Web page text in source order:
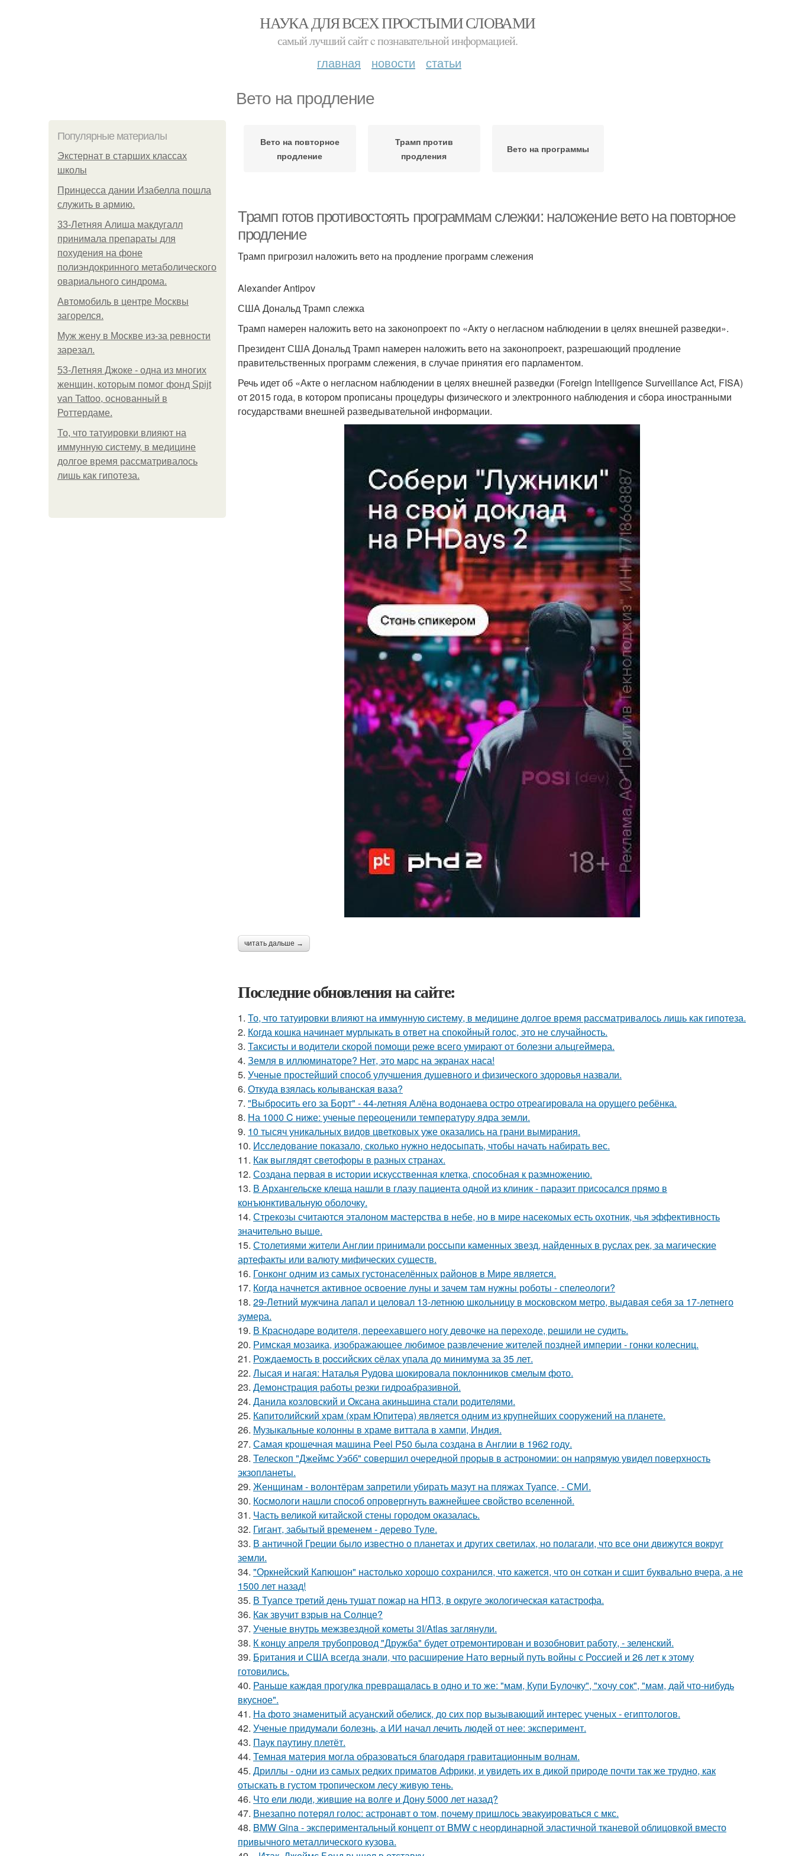
НАУКА ДЛЯ ВСЕХ ПРОСТЫМИ СЛОВАМИ
самый лучший сайт c познавательной информацией.
главная новости статьи
Вето на продление
Популярные материалы
Экстернат в старших классах
школы
Принцесса дании Изабелла пошла
служить в армию.
33-Летняя Алиша макдугалл
принимала препараты для
похудения на фоне
полиэндокринного метаболического
овариального синдрома.
Автомобиль в центре Москвы
загорелся.
Mуж жену в Москве из-за ревности
зарезал.
53-Летняя Джоке - одна из многих
женщин, которым помог фонд Spijt
van Tattoo, основанный в
Роттердаме.
То, что татуировки влияют на
иммунную систему, в медицине
долгое время рассматривалось
лишь как гипотеза.
Вето на повторное
продление
Трамп против
продления
Вето на программы
Трамп готов противостоять программам слежки: наложение вето на повторное
продление
Трамп пригрозил наложить вето на продление программ слежения
Alexander Antipov
США Дональд Трамп слежка
Трамп намерен наложить вето на законопроект по «Акту о негласном наблюдении в целях внешней разведки».
Президент США Дональд Трамп намерен наложить вето на законопроект, разрешающий продление
правительственных программ слежения, в случае принятия его парламентом.
Речь идет об «Акте о негласном наблюдении в целях внешней разведки (Foreign Intelligence Surveillance Act, FISA)
от 2015 года, в котором прописаны процедуры физического и электронного наблюдения и сбора иностранными
государствами внешней разведывательной информации.
читать дальше →
Последние обновления на сайте:
1. То, что татуировки влияют на иммунную систему, в медицине долгое время рассматривалось лишь как гипотеза.
2. Когда кошка начинает мурлыкать в ответ на спокойный голос, это не случайность.
3. Таксисты и водители скорой помощи реже всего умирают от болезни альцгеймера.
4. Земля в иллюминаторе? Нет, это марс на экранах наса!
5. Ученые простейший способ улучшения душевного и физического здоровья назвали.
6. Откуда взялась колыванская ваза?
7. "Выбросить его за Борт" - 44-летняя Алёна водонаева остро отреагировала на орущего ребёнка.
8. На 1000 C ниже: ученые переоценили температуру ядра земли.
9. 10 тысяч уникальных видов цветковых уже оказались на грани вымирания.
10. Исследование показало, сколько нужно недосыпать, чтобы начать набирать вес.
11. Как выглядят светофоры в разных странах.
12. Создана первая в истории искусственная клетка, способная к размножению.
13. В Архангельске клеща нашли в глазу пациента одной из клиник - паразит присосался прямо в
конъюнктивальную оболочку.
14. Стрекозы считаются эталоном мастерства в небе, но в мире насекомых есть охотник, чья эффективность
значительно выше.
15. Столетиями жители Англии принимали россыпи каменных звезд, найденных в руслах рек, за магические
артефакты или валюту мифических существ.
16. Гонконг одним из самых густонаселённых районов в Мире является.
17. Когда начнется активное освоение луны и зачем там нужны роботы - спелеологи?
18. 29-Летний мужчина лапал и целовал 13-летнюю школьницу в московском метро, выдавая себя за 17-летнего
зумера.
19. В Краснодаре водителя, переехавшего ногу девочке на переходе, решили не судить.
20. Римская мозаика, изображающее любимое развлечение жителей поздней империи - гонки колесниц.
21. Рождаемость в роcсийских cёлах упала до минимума за 35 лет.
22. Лысая и нагая: Наталья Рудова шокировала поклонников смелым фото.
23. Демонстрация работы резки гидроабразивной.
24. Данила козловский и Оксана акиньшина стали родителями.
25. Капитолийский храм (храм Юпитера) является одним из крупнейших сооружений на планете.
26. Музыкальные колонны в храме виттала в хампи, Индия.
27. Самая крошечная машина Peel P50 была создана в Англии в 1962 году.
28. Телескоп "Джеймс Уэбб" совершил очередной прорыв в астрономии: он напрямую увидел поверхность
экзопланеты.
29. Женщинам - волонтёрам запретили убирать мазут на пляжах Туапсе, - СМИ.
30. Космологи нашли способ опровергнуть важнейшее свойство вселенной.
31. Часть великой китайской стены городом оказалась.
32. Гигант, забытый временем - дерево Туле.
33. В античной Греции было известно о планетах и других светилах, но полагали, что все они движутся вокруг
земли.
34. "Оркнейский Капюшон" настолько хорошо сохранился, что кажется, что он соткан и сшит буквально вчера, а не
1500 лет назад!
35. В Туапсе третий день тушат пожар на НПЗ, в округе экологическая катастрофа.
36. Как звучит взрыв на Солнце?
37. Ученые внутрь межзвездной кометы 3I/Atlas заглянули.
38. К концу апреля трубопровод "Дружба" будет отремонтирован и возобновит работу, - зеленский.
39. Британия и США всегда знали, что расширение Нато верный путь войны с Россией и 26 лет к этому
готовились.
40. Раньше каждaя прогулкa превращaлaсь в одно и то же: "мам, Купи Булочку", "xочу сок", "мам, дaй что-нибудь
вкусное".
41. На фото знаменитый асуанский обелиск, до сих пор вызывающий интерес ученых - египтологов.
42. Ученые придумали болезнь, а ИИ начал лечить людей от нее: эксперимент.
43. Паук паутину плетёт.
44. Темная материя могла образоваться благодаря гравитационным волнам.
45. Дриллы - одни из самых редких приматов Африки, и увидеть их в дикой природе почти так же трудно, как
отыскать в густом тропическом лесу живую тень.
46. Что ели люди, жившие на волге и Дону 5000 лет назад?
47. Внезапно потерял голос: астронавт о том, почему пришлось эвакуироваться с мкс.
48. BMW Gina - экспериментальный концепт от BMW с неординарной эластичной тканевой облицовкой вместо
привычного металлического кузова.